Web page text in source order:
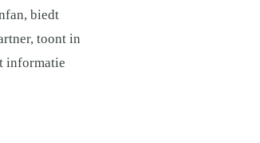
biedt
toont in
informatie